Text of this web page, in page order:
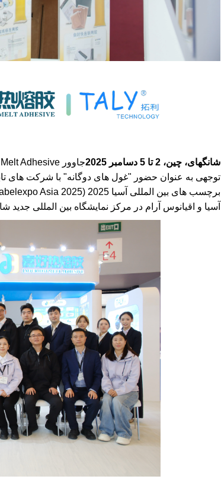
شانگهای، چین، 2 تا 5 دسامبر 2025
آسیا و اقیانوس آرام در مرکز نمایشگاه بین المللی جدید